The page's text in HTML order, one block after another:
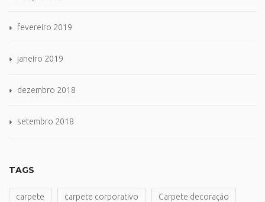
fevereiro 2019
janeiro 2019
dezembro 2018
setembro 2018
TAGS
carpete carpete corporativo Carpete decoração